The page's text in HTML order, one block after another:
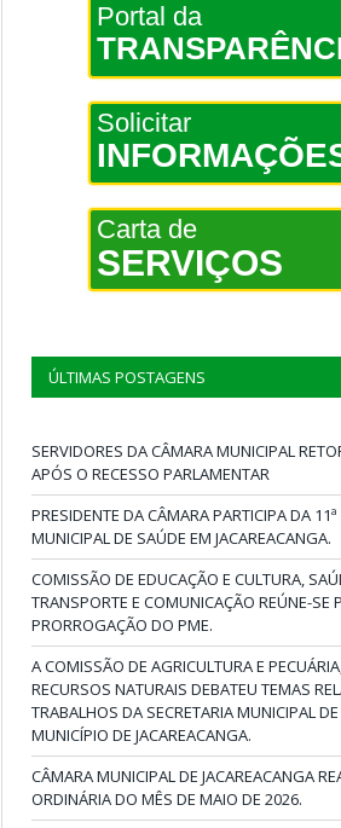
Portal da
Solicitar
Carta de
SERVIÇOS
ÚLTIMAS POSTAGENS
SERVIDORES DA CÂMARA MUNICIPAL
APÓS O RECESSO PARLAMENTAR
PRESIDENTE DA CÂMARA PARTICIPA DA
MUNICIPAL DE SAÚDE EM JACAREACANGA.
COMISSÃO DE EDUCAÇÃO E CULTURA,
TRANSPORTE E COMUNICAÇÃO REÚNE-SE
PRORROGAÇÃO DO PME.
A COMISSÃO DE AGRICULTURA E
RECURSOS NATURAIS DEBATEU TEMAS
TRABALHOS DA SECRETARIA MUNICIPAL
MUNICÍPIO DE JACAREACANGA.
CÂMARA MUNICIPAL DE JACAREACANGA
ORDINÁRIA DO MÊS DE MAIO DE 2026.